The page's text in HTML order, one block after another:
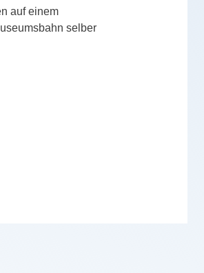
auf einem
selber